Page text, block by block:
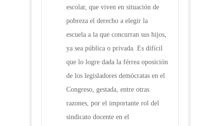
escolar, que viven en situación de
pobreza el derecho a elegir la
escuela a la que concurran sus hijos,
ya sea pública o privada. Es difícil
que lo logre dada la férrea oposición
de los legisladores demócratas en el
Congreso, gestada, entre otras
razones, por el importante rol del
sindicato docente en el